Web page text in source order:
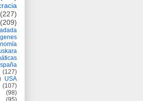
(227)
(209)
(127)
USA
(107)
(98)
(95)